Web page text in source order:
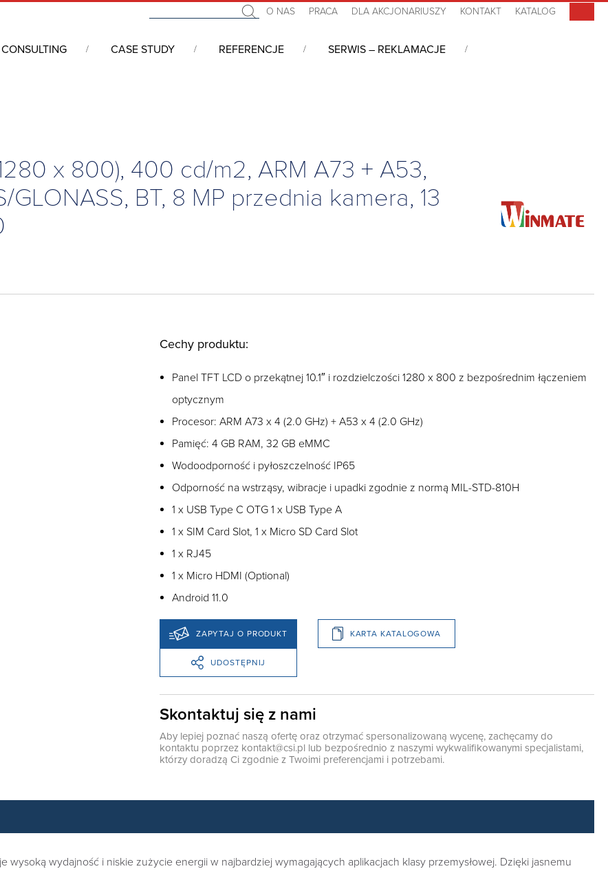
O NAS PRACA DLA AKCJONARIUSZY KONTAKT KATALOG
CONSULTING CASE STUDY REFERENCJE SERWIS – REKLAMACJE
x 800), 400 cd/m2, ARM A73 + A53,
GLONASS, BT, 8 MP przednia kamera, 13
Cechy produktu:
Panel TFT LCD o przekątnej 10.1″ i rozdzielczości 1280 x 800 z bezpośrednim łączeniem
optycznym
Procesor: ARM A73 x 4 (2.0 GHz) + A53 x 4 (2.0 GHz)
Pamięć: 4 GB RAM, 32 GB eMMC
Wodoodporność i pyłoszczelność IP65
Odporność na wstrząsy, wibracje i upadki zgodnie z normą MIL-STD-810H
1 x USB Type C OTG 1 x USB Type A
1 x SIM Card Slot, 1 x Micro SD Card Slot
1 x RJ45
1 x Micro HDMI (Optional)
Android 11.0
ZAPYTAJ O PRODUKT KARTA KATALOGOWA
UDOSTĘPNIJ
Skontaktuj się z nami
Aby lepiej poznać naszą ofertę oraz otrzymać spersonalizowaną wycenę, zachęcamy do
kontaktu poprzez kontakt@csi.pl lub bezpośrednio z naszymi wykwalifikowanymi specjalistami,
którzy doradzą Ci zgodnie z Twoimi preferencjami i potrzebami.
wysoką wydajność i niskie zużycie energii w najbardziej wymagających aplikacjach klasy przemysłowej. Dzięki jasnemu